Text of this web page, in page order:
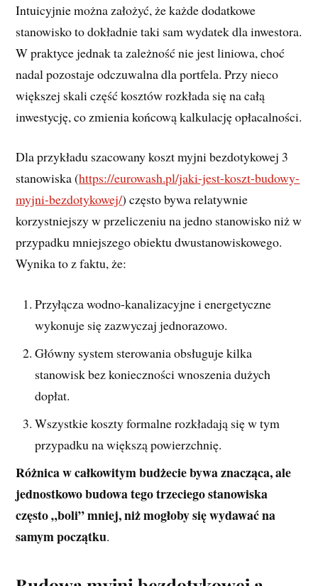
Intuicyjnie można założyć, że każde dodatkowe
stanowisko to dokładnie taki sam wydatek dla inwestora.
W praktyce jednak ta zależność nie jest liniowa, choć
nadal pozostaje odczuwalna dla portfela. Przy nieco
większej skali część kosztów rozkłada się na całą
inwestycję, co zmienia końcową kalkulację opłacalności.
Dla przykładu szacowany koszt myjni bezdotykowej 3
stanowiska (https://eurowash.pl/jaki-jest-koszt-budowy-
myjni-bezdotykowej/) często bywa relatywnie
korzystniejszy w przeliczeniu na jedno stanowisko niż w
przypadku mniejszego obiektu dwustanowiskowego.
Wynika to z faktu, że:
Przyłącza wodno-kanalizacyjne i energetyczne
wykonuje się zazwyczaj jednorazowo.
Główny system sterowania obsługuje kilka
stanowisk bez konieczności wnoszenia dużych
dopłat.
Wszystkie koszty formalne rozkładają się w tym
przypadku na większą powierzchnię.
Różnica w całkowitym budżecie bywa znacząca, ale
jednostkowo budowa tego trzeciego stanowiska
często „boli” mniej, niż mogłoby się wydawać na
samym początku.